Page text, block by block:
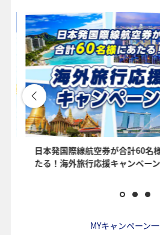
プロモーションコー
・表示金額は選択いただいた条件でのも
す。
・表示金額と空席状況は最新ではない場
ンより最新の空席照会結果をご確認くださ
・「＊」は現在金額が確認できない都市・
結果画面にて最新の情報をご確認ください
・表示金額には、運賃、燃油特別付加運賃
他の各種税金、料金などが含まれます。
動する可能性があります。
日本発国際線航空券が合計60名
たる！海外旅行応援キャンペーン
MYキャンペーン